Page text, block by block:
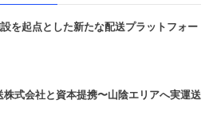
を起点とした新たな配送プラットフォー
式会社と資本提携〜山陰エリアへ実運送